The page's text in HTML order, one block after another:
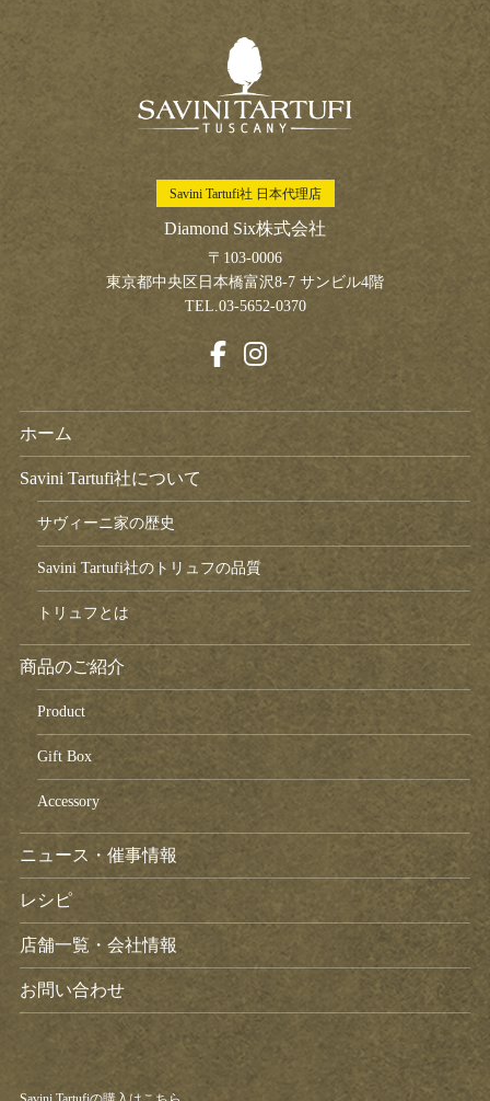
Savini Tartufi社 日本代理店
Diamond Six株式会社
〒103-0006
東京都中央区日本橋富沢8-7 サンビル4階
TEL.03-5652-0370
ホーム
Savini Tartufi社について
サヴィーニ家の歴史
Savini Tartufi社のトリュフの品質
トリュフとは
商品のご紹介
Product
Gift Box
Accessory
ニュース・催事情報
レシピ
店舗一覧・会社情報
お問い合わせ